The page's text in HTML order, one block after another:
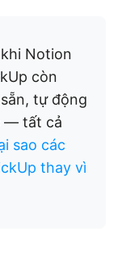
Notion
còn
tự động
— tất cả
sao các
thay vì